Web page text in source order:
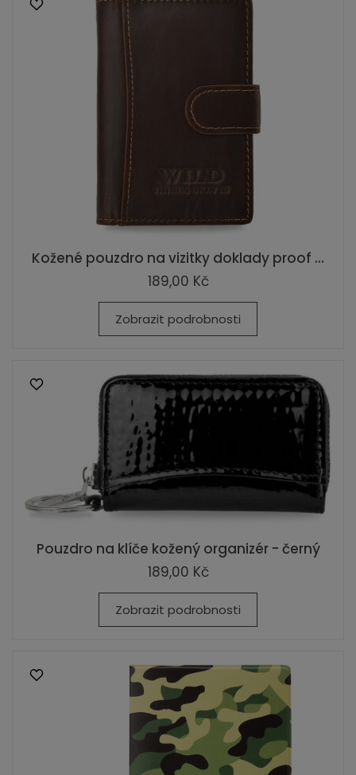
Kožené pouzdro na vizitky doklady proof ...
189,00 Kč
Zobrazit podrobnosti
Pouzdro na klíče kožený organizér - černý
189,00 Kč
Zobrazit podrobnosti